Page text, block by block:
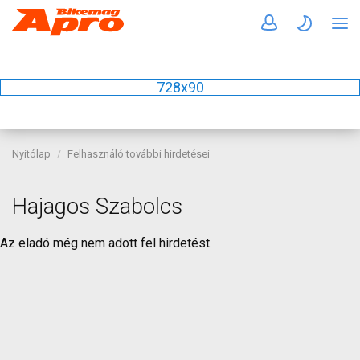
728x90
Nyitólap Felhasználó további hirdetései
Hajagos Szabolcs
Az eladó még nem adott fel hirdetést.